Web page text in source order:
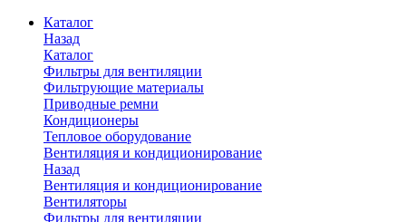
Каталог
Назад
Каталог
Фильтры для вентиляции
Фильтрующие материалы
Приводные ремни
Кондиционеры
Тепловое оборудование
Вентиляция и кондиционирование
Назад
Вентиляция и кондиционирование
Вентиляторы
Фильтры для вентиляции